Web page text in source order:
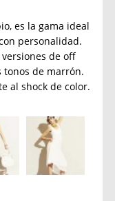
es la gama ideal
personalidad.
de off
tonos de marrón.
al shock de color.